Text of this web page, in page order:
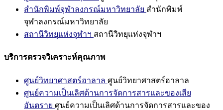
สำนักพิมพ์จุฬาลงกรณ์มหาวิทยาลัย สำนักพิมพ์
จุฬาลงกรณ์มหาวิทยาลัย
สถานีวิทยุแห่งจุฬาฯ สถานีวิทยุแห่งจุฬาฯ
บริการตรวจวิเคราะห์คุณภาพ
ศูนย์วิทยาศาสตร์ฮาลาล ศูนย์วิทยาศาสตร์ฮาลาล
ศูนย์ความเป็นเลิศด้านการจัดการสารและของเสีย
อันตราย ศูนย์ความเป็นเลิศด้านการจัดการสารและของ